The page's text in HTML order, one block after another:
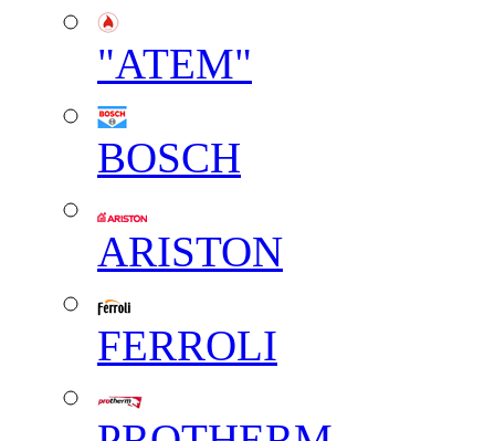
"АТЕМ"
BOSCH
ARISTON
FERROLI